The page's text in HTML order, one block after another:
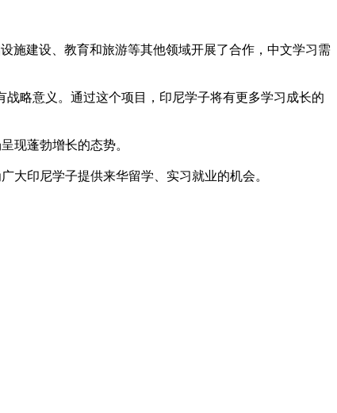
施建设、教育和旅游等其他领域开展了合作，中文学习需
略意义。通过这个项目，印尼学子将有更多学习成长的
现蓬勃增长的态势。
大印尼学子提供来华留学、实习就业的机会。